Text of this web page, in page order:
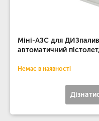
Міні-АЗС для
автоматичний
Немає в наявності